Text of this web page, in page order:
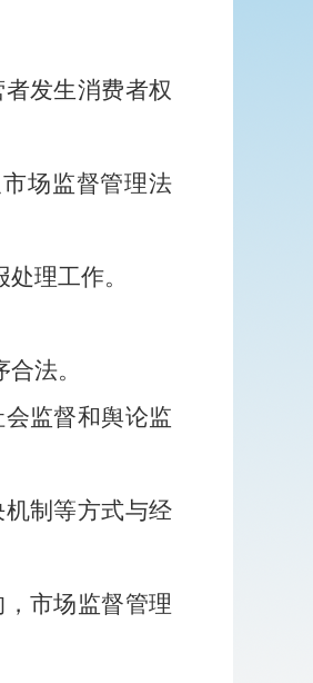
发生消费者权
场监督管理法
理工作。
法。
监督和舆论监
制等方式与经
市场监督管理